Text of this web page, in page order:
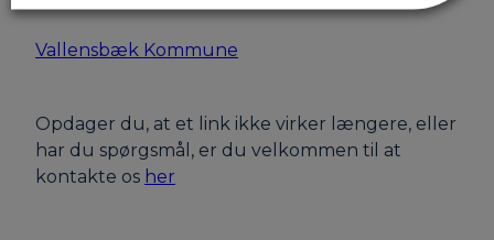
Vallensbæk Kommune
Opdager du, at et link ikke virker længere, eller
har du spørgsmål, er du velkommen til at
kontakte os her